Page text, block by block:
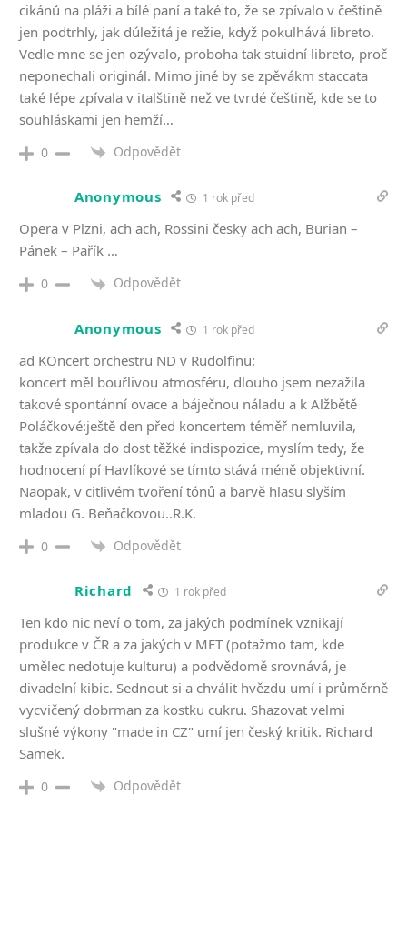
cikánů na pláži a bílé paní a také to, že se zpívalo v češtině
jen podtrhly, jak dúležitá je režie, když pokulhává libreto.
Vedle mne se jen ozývalo, proboha tak stuidní libreto, proč
neponechali originál. Mimo jiné by se zpěvákm staccata
také lépe zpívala v italštině než ve tvrdé češtině, kde se to
souhláskami jen hemží…
0 Odpovědět
Anonymous 1 rok před
Opera v Plzni, ach ach, Rossini česky ach ach, Burian –
Pánek – Pařík …
0 Odpovědět
Anonymous 1 rok před
ad KOncert orchestru ND v Rudolfinu:
koncert měl bouřlivou atmosféru, dlouho jsem nezažila
takové spontánní ovace a báječnou náladu a k Alžbětě
Poláčkové:ještě den před koncertem téměř nemluvila,
takže zpívala do dost těžké indispozice, myslím tedy, že
hodnocení pí Havlíkové se tímto stává méně objektivní.
Naopak, v citlivém tvoření tónů a barvě hlasu slyším
mladou G. Beňačkovou..R.K.
0 Odpovědět
Richard 1 rok před
Ten kdo nic neví o tom, za jakých podmínek vznikají
produkce v ČR a za jakých v MET (potažmo tam, kde
umělec nedotuje kulturu) a podvědomě srovnává, je
divadelní kibic. Sednout si a chválit hvězdu umí i průměrně
vycvičený dobrman za kostku cukru. Shazovat velmi
slušné výkony "made in CZ" umí jen český kritik. Richard
Samek.
0 Odpovědět